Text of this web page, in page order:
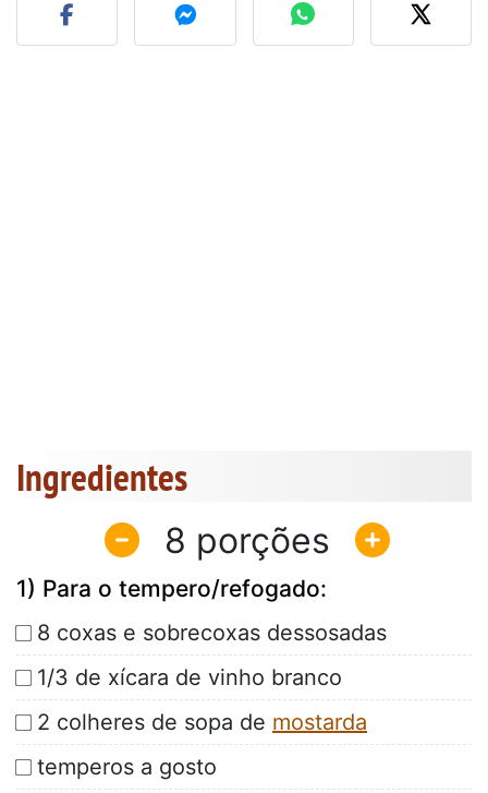
Ingredientes
8
1) Para o tempero/refogado:
8 coxas e sobrecoxas dessosadas
1/3 de xícara de vinho branco
2 colheres de sopa de mostarda
temperos a gosto